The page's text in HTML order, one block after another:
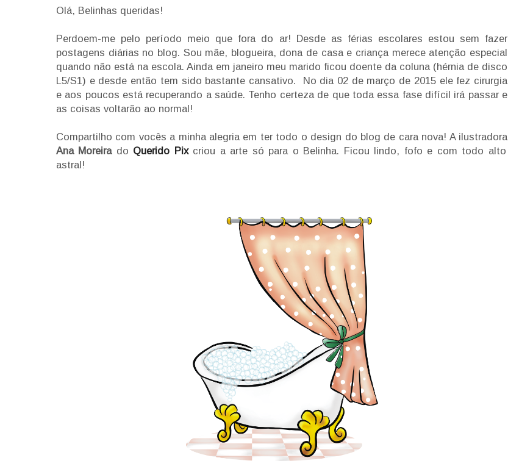
Olá, Belinhas queridas!
Perdoem-me pelo período meio que fora do ar! Desde as férias escolares estou sem fazer
postagens diárias no blog. Sou mãe, blogueira, dona de casa e criança merece atenção especial
quando não está na escola. Ainda em janeiro meu marido ficou doente da coluna (hérnia de disco
L5/S1) e desde então tem sido bastante cansativo. No dia 02 de março de 2015 ele fez cirurgia
e aos poucos está recuperando a saúde. Tenho certeza de que toda essa fase difícil irá passar e
as coisas voltarão ao normal!
Compartilho com vocês a minha alegria em ter todo o design do blog de cara nova! A ilustradora
Ana Moreira do Querido Pix criou a arte só para o Belinha. Ficou lindo, fofo e com todo alto
astral!